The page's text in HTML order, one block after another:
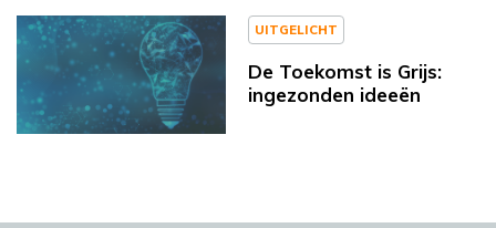
UITGELICHT
De Toekomst is Grijs:
ingezonden ideeën